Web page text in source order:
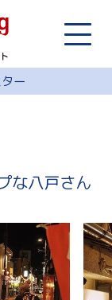
ー
な八戸さん